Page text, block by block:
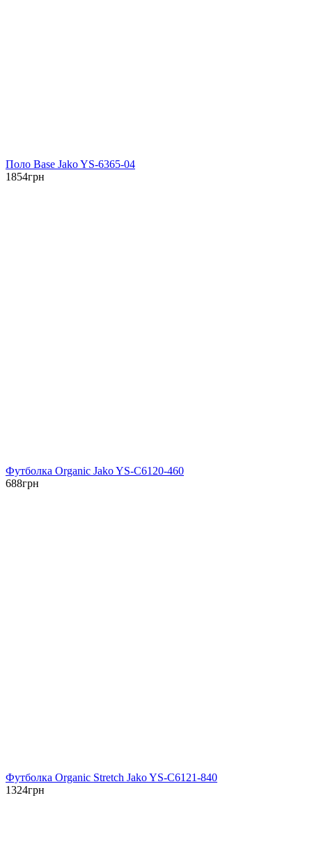
Поло Base Jako YS-6365-04
1854грн
Футболка Organic Jako YS-C6120-460
688грн
Футболка Organic Stretch Jako YS-C6121-840
1324грн